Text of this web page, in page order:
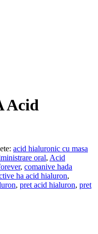
Acid
acid hialuronic cu masa
oral, Acid
, comanive hada
ha acid hialuron,
, pret acid hialuron, pret